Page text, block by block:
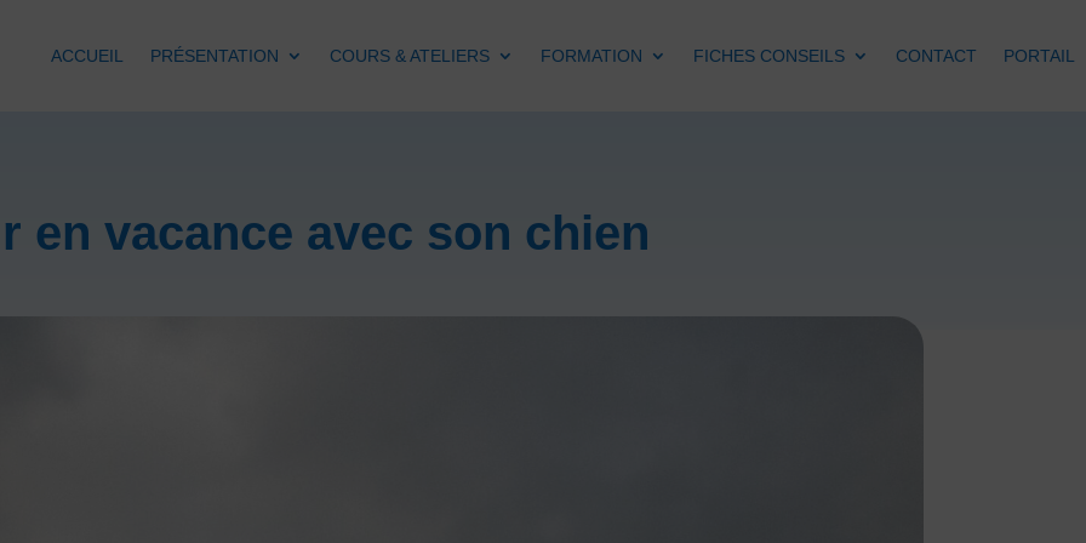
ACCUEIL PRÉSENTATION COURS & ATELIERS FORMATION FICHES CONSEILS CONTACT PORTAIL
en vacance avec son chien